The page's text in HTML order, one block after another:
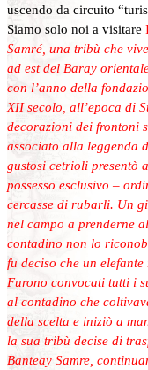
uscendo da circuito
Siamo solo noi a visitare
Samré, una tribù che
ad est del Baray
con l’anno della
XII secolo, all’epoca di
decorazioni dei frontoni
associato alla leggenda
gustosi cetrioli presentò
possesso esclusivo –
cercasse di rubarli. Un
nel campo a prenderne
contadino non lo
fu deciso che un
Furono convocati tutti i
al contadino che
della scelta e iniziò a
la sua tribù decise di
Banteay Samre,